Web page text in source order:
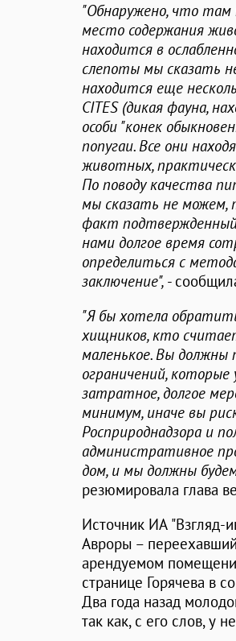
"Обнаружено, что там
место содержания
находится в
слепоты мы сказать
находится еще
CITES (дикая фауна,
особи "конек
попугаи. Все они
животных,
По поводу качества
мы сказать не можем,
факт
нами долгое время
определиться с
заключение", -
"Я бы хотела
хищников, кто
маленькое. Вы
ограничений,
затратное, долгое
минимум, иначе вы
Росприроднадзора и
административное
дом, и мы должны
резюмировала глава
Источник ИА "Взгляд-
Авроры –
арендуемом
странице Горячева в
Два года назад
так как, с его слов, у